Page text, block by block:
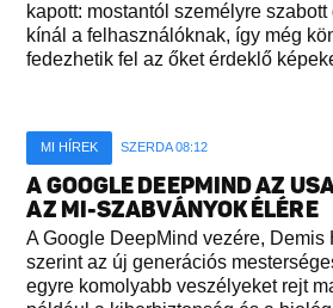
kapott: mostantól személyre
kínál a felhasználóknak, így még
fedezhetik fel az őket érdeklő
MI HÍREK SZERDA 08:12
A GOOGLE DEEPMIND AZ
AZ MI-SZABVÁNYOK ÉLÉRE
A Google DeepMind vezére, Demis
szerint az új generációs
egyre komolyabb veszélyeket rejt